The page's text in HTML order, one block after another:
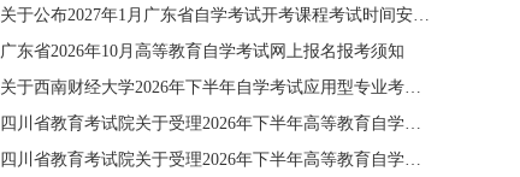
关于公布2027年1月广东省自学考试开考课程考试时间安排和使用教材的通知
广东省2026年10月高等教育自学考试网上报名报考须知
关于西南财经大学2026年下半年自学考试应用型专业考籍更改办理的通知
四川省教育考试院关于受理2026年下半年高等教育自学考试省际转考申请的通告
四川省教育考试院关于受理2026年下半年高等教育自学考试考籍更改申请的通告